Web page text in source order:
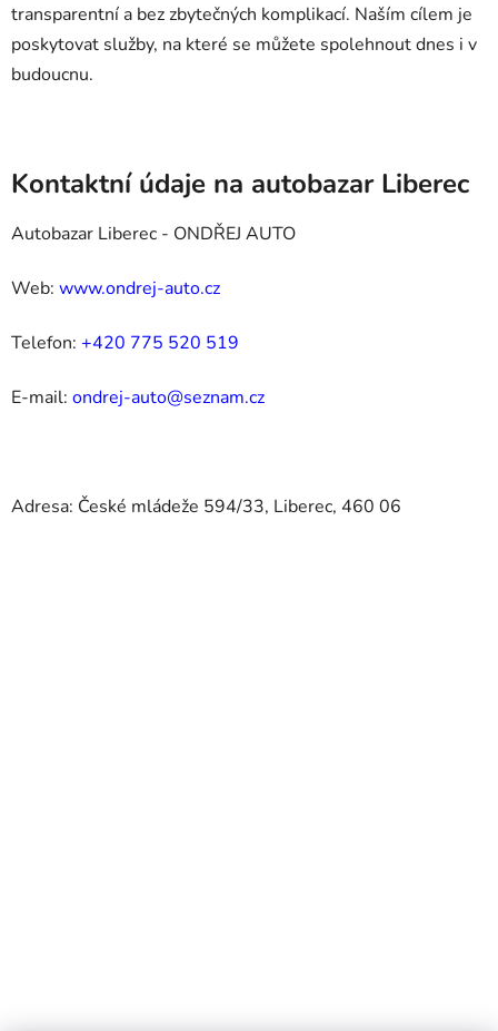
transparentní a bez zbytečných komplikací. Naším cílem je
poskytovat služby, na které se můžete spolehnout dnes i v
budoucnu.
Kontaktní údaje na autobazar Liberec
Autobazar Liberec - ONDŘEJ AUTO
Web: www.ondrej-auto.cz
Telefon: +420 775 520 519
E-mail: ondrej-auto@seznam.cz
Adresa: České mládeže 594/33, Liberec, 460 06